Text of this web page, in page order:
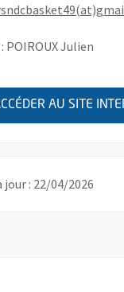
POIROUX Julien
AU SITE
jour : 22/04/2026